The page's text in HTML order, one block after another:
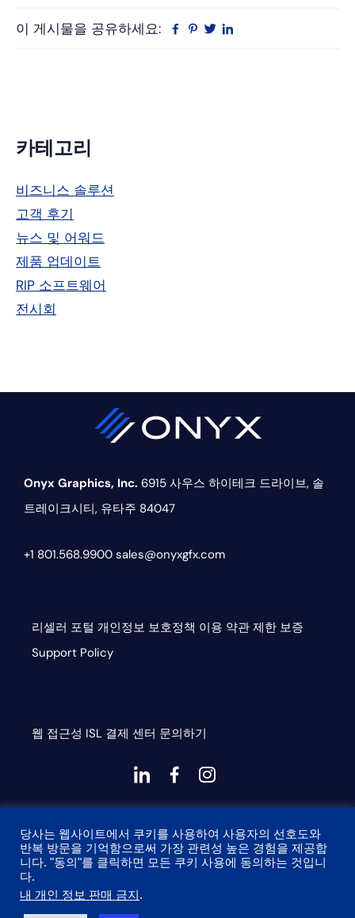
이 게시물을 공유하세요: Facebook
Pinterest
트
기
본
사
이
드
바
카테고리
비즈니스 솔루션
고객 후기
뉴스 및 어워드
제품 업데이트
RIP 소프트웨어
전시회
Onyx Graphics, Inc. 6915 사우스 하이테크 드라이브, 솔
트레이크시티, 유타주 84047
+1 801.568.9900 sales@onyxgfx.com
리셀러 포털 개인정보 보호정책 이용 약관 제한 보증
Support Policy
웹 접근성 ISL 결제 센터 문의하기
대
시
아
이
콘
대
시
아
이
콘-
시
아
이
콘
Privacy Policy and Terms of Service apply
당사는 웹사이트에서 쿠키를 사용하여 사용자의 선호도와
반복 방문을 기억함으로써 가장 관련성 높은 경험을 제공합
니다. "동의"를 클릭하면 모든 쿠키 사용에 동의하는 것입니
다.
내 개인 정보 판매 금지 .